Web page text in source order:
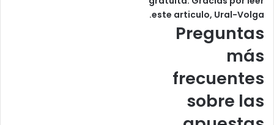
este articulo, Ural-Volga.
Preguntas
más
frecuentes
sobre las